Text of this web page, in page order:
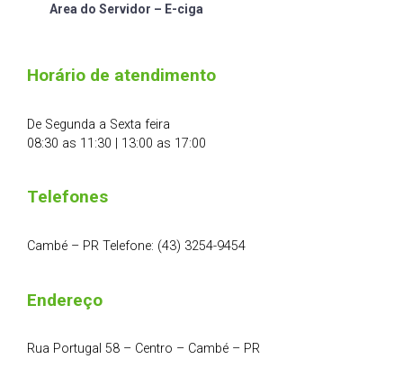
Area do Servidor – E-ciga
Horário de atendimento
De Segunda a Sexta feira
08:30 as 11:30 | 13:00 as 17:00
Telefones
Cambé – PR Telefone: (43) 3254-9454
Endereço
Rua Portugal 58 – Centro – Cambé – PR